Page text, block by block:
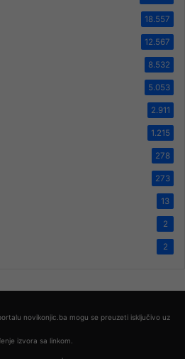
18.557
12.567
8.532
5.053
2.911
1.215
278
273
13
2
2
novikonjic.ba mogu se preuzeti isključivo uz
izvora sa linkom.